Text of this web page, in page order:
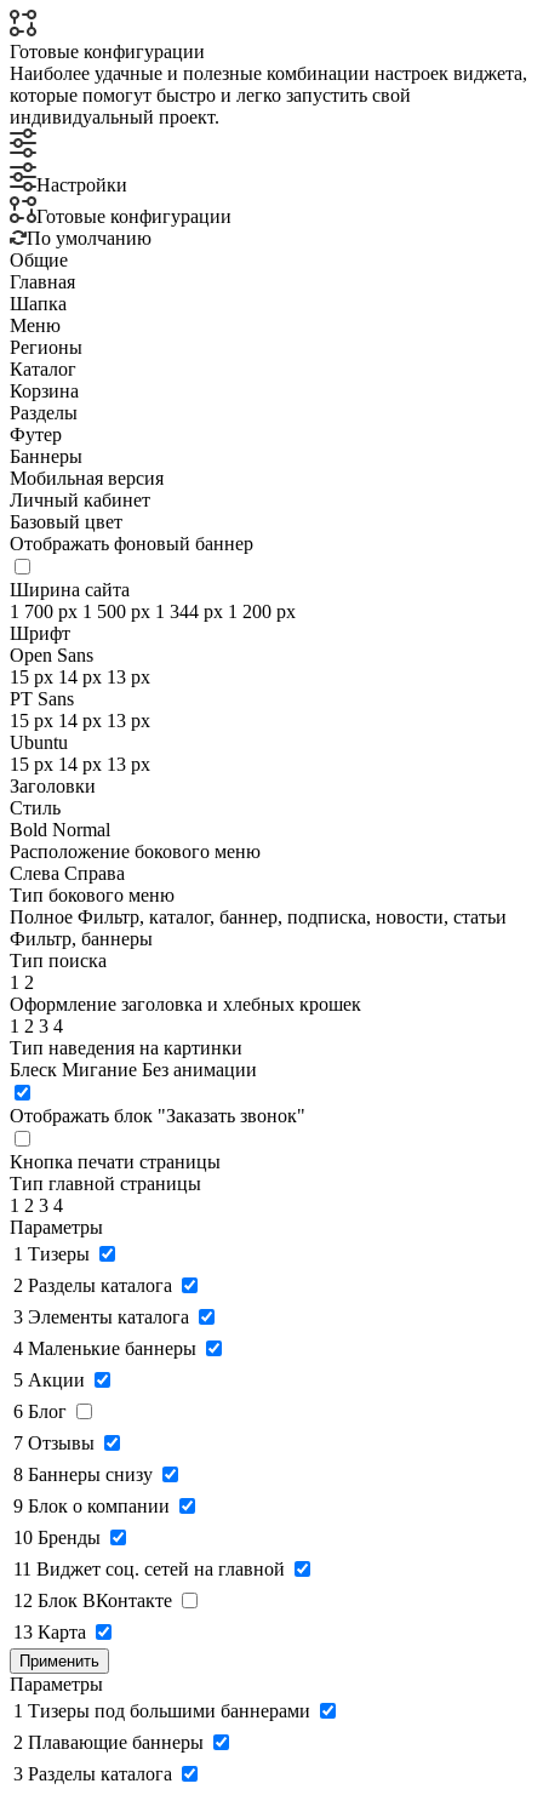
Готовые конфигурации
Наиболее удачные и полезные комбинации настроек виджета,
которые помогут быстро и легко запустить свой
индивидуальный проект.
Настройки
Готовые конфигурации
По умолчанию
Общие
Главная
Шапка
Меню
Регионы
Каталог
Корзина
Разделы
Футер
Баннеры
Мобильная версия
Личный кабинет
Базовый цвет
Отображать фоновый баннер
Ширина сайта
1 700 px 1 500 px 1 344 px 1 200 px
Шрифт
Open Sans
15 px 14 px 13 px
PT Sans
15 px 14 px 13 px
Ubuntu
15 px 14 px 13 px
Заголовки
Стиль
Bold Normal
Расположение бокового меню
Слева Справа
Тип бокового меню
Полное Фильтр, каталог, баннер, подписка, новости, статьи
Фильтр, баннеры
Тип поиска
1 2
Оформление заголовка и хлебных крошек
1 2 3 4
Тип наведения на картинки
Блеск Мигание Без анимации
Отображать блок "Заказать звонок"
Кнопка печати страницы
Тип главной страницы
1 2 3 4
Параметры
1 Тизеры
2 Разделы каталога
3 Элементы каталога
4 Маленькие баннеры
5 Акции
6 Блог
7 Отзывы
8 Баннеры снизу
9 Блок о компании
10 Бренды
11 Виджет соц. сетей на главной
12 Блок ВКонтакте
13 Карта
Применить
Параметры
1 Тизеры под большими баннерами
2 Плавающие баннеры
3 Разделы каталога